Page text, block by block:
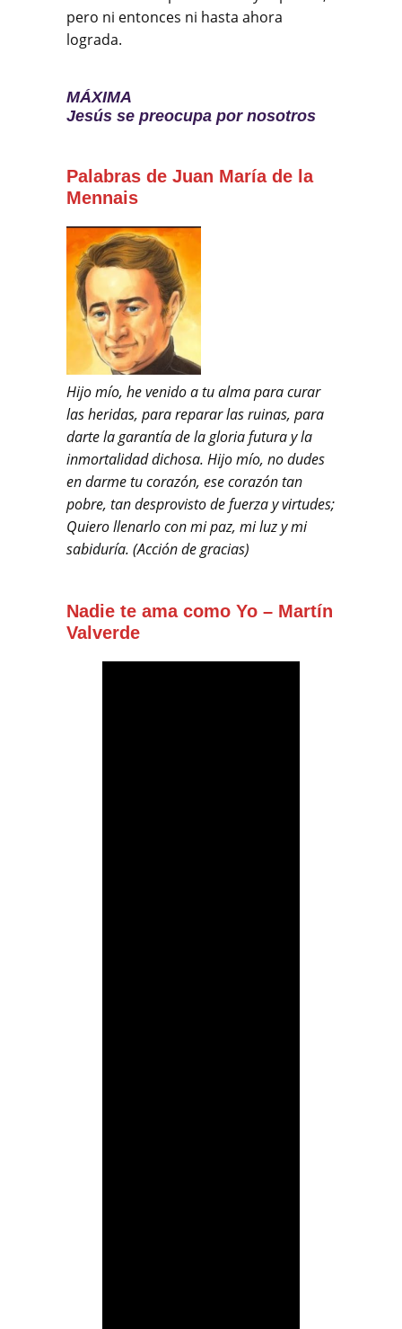
pero ni entonces ni hasta ahora
lograda.
MÁXIMA
Jesús se preocupa por nosotros
Palabras de Juan María de la
Mennais
Hijo mío, he venido a tu alma para curar
las heridas, para reparar las ruinas, para
darte la garantía de la gloria futura y la
inmortalidad dichosa. Hijo mío, no dudes
en darme tu corazón, ese corazón tan
pobre, tan desprovisto de fuerza y virtudes;
Quiero llenarlo con mi paz, mi luz y mi
sabiduría. (Acción de gracias)
Nadie te ama como Yo – Martín
Valverde